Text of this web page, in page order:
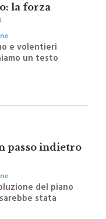
la forza
e volentieri
un testo
Santissimo
passo indietro
del piano
stata